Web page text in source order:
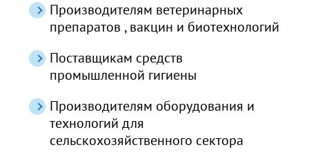
Производителям ветеринарных
препаратов , вакцин и биотехнологий
Поставщикам средств
промышленной гигиены
Производителям оборудования и
технологий для
сельскохозяйственного сектора